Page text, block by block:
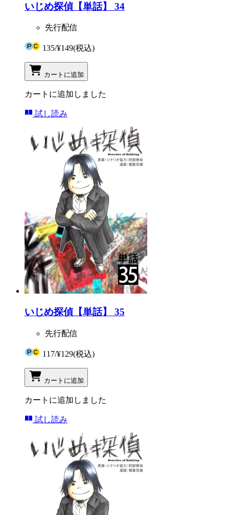
いじめ探偵【単話】 34
先行配信
135/¥149(税込)
カートに追加
カートに追加しました
試し読み
いじめ探偵【単話】 35
先行配信
117/¥129(税込)
カートに追加
カートに追加しました
試し読み